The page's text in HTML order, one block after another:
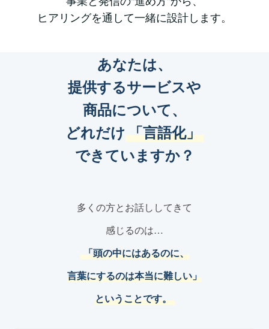
ヒアリングを通して一緒に設計します。
あなたは、
提供するサービスや
商品について、
どれだけ 「言語化」
できていますか？
多くの方とお話ししてきて
感じるのは…
「頭の中にはあるのに、
言葉にするのは本当に難しい」
ということです。